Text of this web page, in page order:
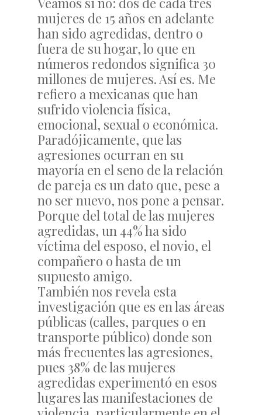
mujeres de 15 años en adelante
han sido agredidas, dentro o
fuera de su hogar, lo que en
números redondos significa 30
millones de mujeres. Así es. Me
refiero a mexicanas que han
sufrido violencia física,
emocional, sexual o económica.
Paradójicamente, que las
agresiones ocurran en su
mayoría en el seno de la relación
de pareja es un dato que, pese a
no ser nuevo, nos pone a pensar.
Porque del total de las mujeres
agredidas, un 44% ha sido
víctima del esposo, el novio, el
compañero o hasta de un
supuesto amigo.
También nos revela esta
investigación que es en las áreas
públicas (calles, parques o en
transporte público) donde son
más frecuentes las agresiones,
pues 38% de las mujeres
agredidas experimentó en esos
lugares las manifestaciones de